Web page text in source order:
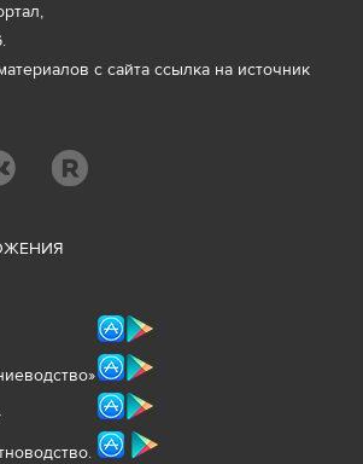
с сайта ссылка на источник
во»
одство.